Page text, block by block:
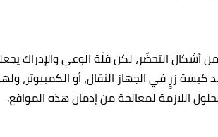
أشكال التحضّر، لكن قلّة الوعي والإدراك
كبسة زرٍ في الجهاز النقال، أو الكمبيوتر،
اللازمة لمعالجة من إدمان هذه المواقع.